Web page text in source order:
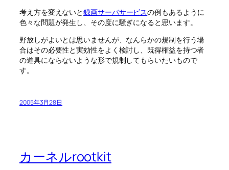
考え方を変えないと録画サーバサービスの例もあるように
色々な問題が発生し、その度に騒ぎになると思います。
野放しがよいとは思いませんが、なんらかの規制を行う場
合はその必要性と実効性をよく検討し、既得権益を持つ者
の道具にならないような形で規制してもらいたいもので
す。
2005年3月28日
カーネルrootkit